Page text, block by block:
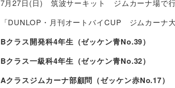
7月27日(日) 筑波サーキット ジムカーナ場で
「DUNLOP・月刊オートバイCUP ジムカーナ
Bクラス開発科4年生（ゼッケン青No.39）
Bクラス一級科4年生（ゼッケン青No.32）
Aクラスジムカーナ部顧問（ゼッケン赤No.17）